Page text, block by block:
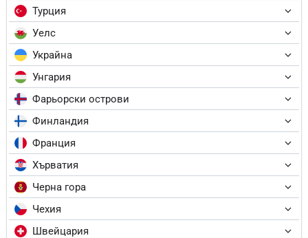
Турция
Уелс
Украйна
Унгария
Фарьорски острови
Финландия
Франция
Хърватия
Черна гора
Чехия
Швейцария